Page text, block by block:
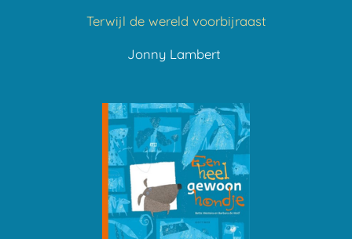
Terwijl de wereld voorbijraast
Jonny Lambert